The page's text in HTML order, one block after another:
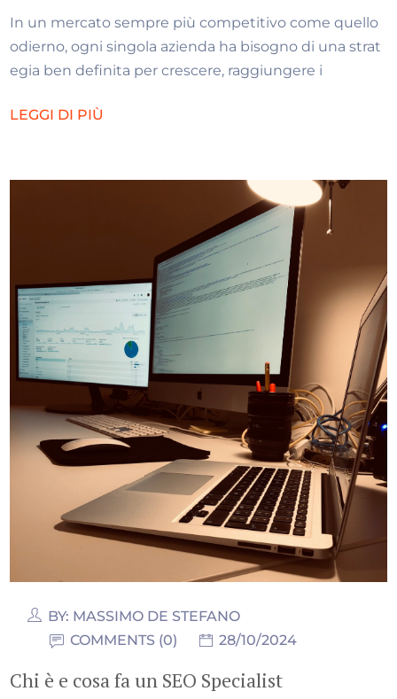
In un mercato sempre più competitivo come quello
odierno, ogni singola azienda ha bisogno di una strat
egia ben definita per crescere, raggiungere i
LEGGI DI PIÙ
BY: MASSIMO DE STEFANO
COMMENTS (0)
28/10/2024
Chi è e cosa fa un SEO Specialist